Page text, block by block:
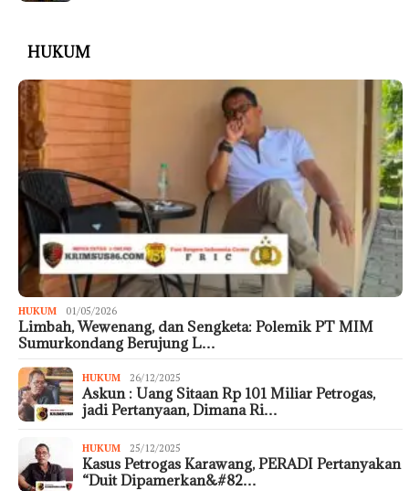
HUKUM
HUKUM 01/05/2026
Limbah, Wewenang, dan Sengketa: Polemik PT MIM
Sumurkondang Berujung L…
HUKUM 26/12/2025
Askun : Uang Sitaan Rp 101 Miliar Petrogas,
jadi Pertanyaan, Dimana Ri…
HUKUM 25/12/2025
Kasus Petrogas Karawang, PERADI Pertanyakan
“Duit Dipamerkan&#82…